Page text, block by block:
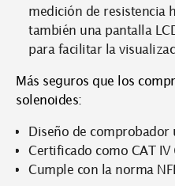
medición de resistencia
también una pantalla
para facilitar la
Más seguros que los
solenoides:
Diseño de
Certificado como CAT IV
Cumple con la norma